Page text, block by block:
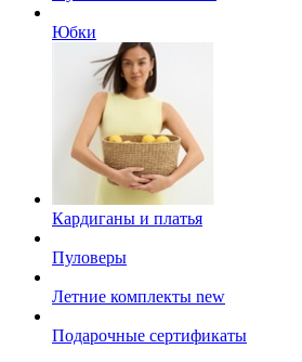
Юбки
Кардиганы и платья
Пуловеры
Летние комплекты new
Подарочные сертификаты